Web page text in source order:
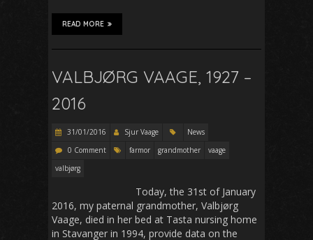
READ MORE
VALBJØRG VAAGE, 1927 –
2016
31/01/2016 Sjur Vaage
News
0 Comment
farmor grandmother
vaage
valbjørg
Today, the 31st of January
2016, my paternal grandmother, Valbjørg
Vaage, died in her bed at Tasta nursing home
in Stavanger in 1994, provide data on the